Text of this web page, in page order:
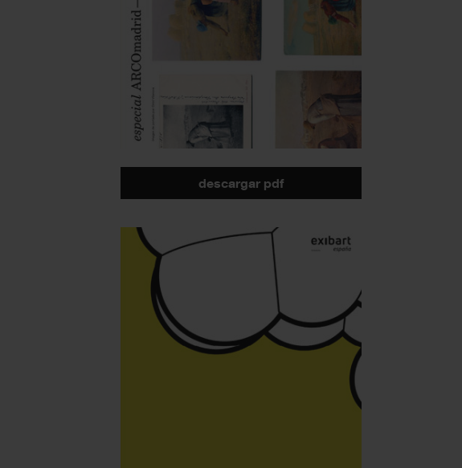
descargar pdf